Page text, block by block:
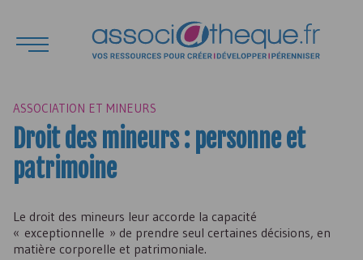
ASSOCIATION ET MINEURS
Droit des mineurs : personne et
patrimoine
Le droit des mineurs leur accorde la capacité
« exceptionnelle » de prendre seul certaines décisions, en
matière corporelle et patrimoniale.